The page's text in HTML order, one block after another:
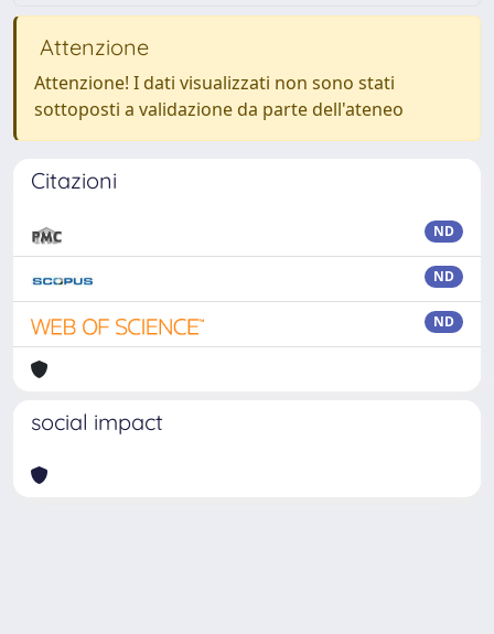
Attenzione
Attenzione! I dati visualizzati non sono stati
sottoposti a validazione da parte dell'ateneo
Citazioni
ND
ND
ND
social impact